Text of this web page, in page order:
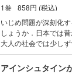
1巻
858円 (税込)
いじめ問題が深刻化
しょうか．日本では
大人の社会では少し
しまった－こう考え
とらえ，解決への糸口
アインシュタイン